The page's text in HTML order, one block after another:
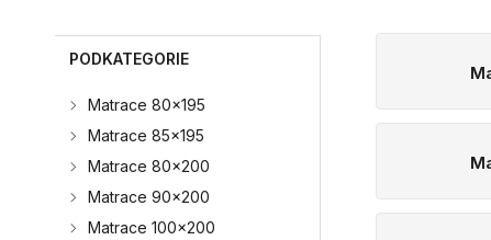
PODKATEGORIE
Matrace 80x195
Matrace 85x195
Matrace 80x200
Matrace 90x200
Matrace 100x200